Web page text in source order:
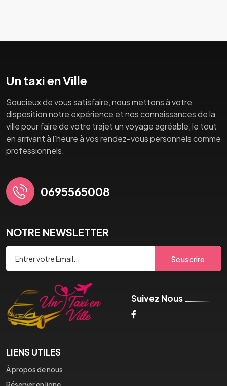
Un taxi en Ville
Soucieux de vous satisfaire, nous mettons à votre
disposition notre expérience et nos connaissances de la
ville pour faire de votre trajet un voyage agréable, le tout
en arrivant à l’heure à vos rendez-vous personnels comme
professionnels.
0695565008
NOTRE NEWSLETTER
Souscrire
Suivez Nous
LIENS UTILES
À propos de nous